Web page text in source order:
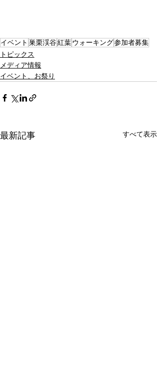
イベント 巣栗渓谷紅葉ウォーキング参加者募集
トピックス
メディア情報
イベント、お祭り
最新記事 すべて表示